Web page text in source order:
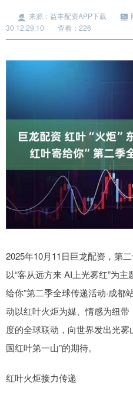
来源：益丰配资APP下载
30 12:29:10
查看：226
2025年10月11日巨龙配资，第
以“客从远方来 AI上光雾红”为
给你”第二季全球传递活动·成
动以红叶火炬为媒、情感为纽
度的全球联动，向世界发出光
国红叶第一山”的期待。
红叶火炬接力传递